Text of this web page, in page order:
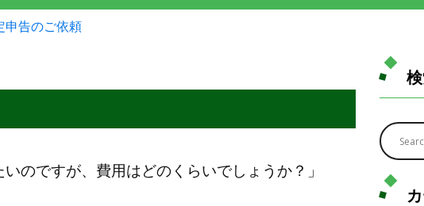
申告のご依頼
いのですが、費用はどのくらいでしょうか？」